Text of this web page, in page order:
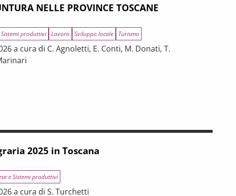
tra riforme, digitalizzazione e modelli organizzativi
NELLE PROVINCE TOSCANE
Sistemi produttivi Lavoro Sviluppo locale Turismo
a cura di C. Agnoletti, E. Conti, M. Donati, T.
TOSCANE
2025 in Toscana
e Sistemi produttivi
a cura di S. Turchetti